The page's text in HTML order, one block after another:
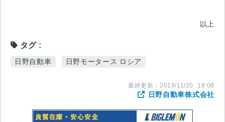
以上
タグ
日野自動車 日野モータース ロシア
最終更新： 2019/11/20 18:08
日野自動車株式会社